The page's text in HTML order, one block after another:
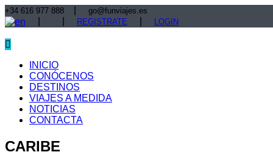
+34 616 977 888 go@funviajes.es
REGISTRATE LOGIN
INICIO
CONÓCENOS
DESTINOS
VIAJES A MEDIDA
NOTICIAS
CONTACTA
CARIBE